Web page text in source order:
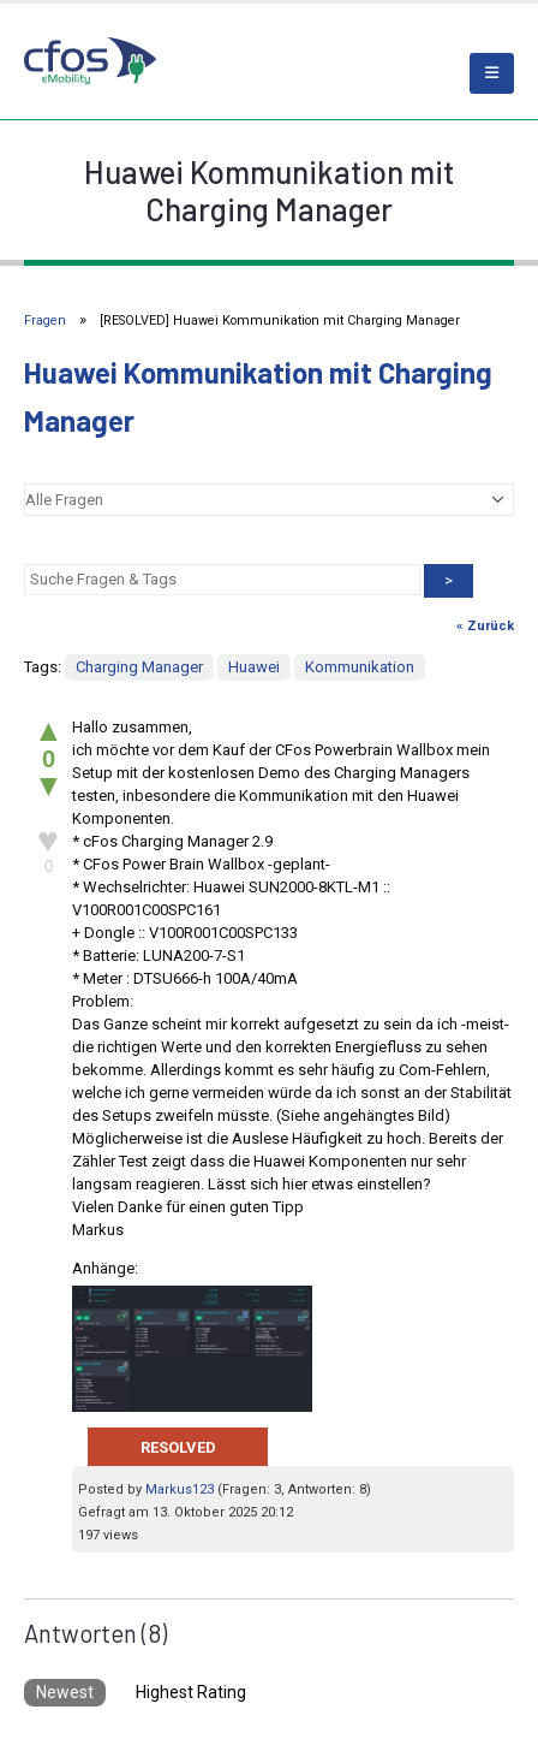
Huawei Kommunikation mit
Charging Manager
Fragen [RESOLVED] Huawei Kommunikation mit Charging Manager
Huawei Kommunikation mit Charging
Manager
>
« Zurück
Tags: Charging Manager Huawei Kommunikation
▲
0
▼
♥
0
Hallo zusammen,
ich möchte vor dem Kauf der CFos Powerbrain Wallbox mein
Setup mit der kostenlosen Demo des Charging Managers
testen, inbesondere die Kommunikation mit den Huawei
Komponenten.
* cFos Charging Manager 2.9
* CFos Power Brain Wallbox -geplant-
* Wechselrichter: Huawei SUN2000-8KTL-M1 ::
V100R001C00SPC161
+ Dongle :: V100R001C00SPC133
* Batterie: LUNA200-7-S1
* Meter : DTSU666-h 100A/40mA
Problem:
Das Ganze scheint mir korrekt aufgesetzt zu sein da ich -meist-
die richtigen Werte und den korrekten Energiefluss zu sehen
bekomme. Allerdings kommt es sehr häufig zu Com-Fehlern,
welche ich gerne vermeiden würde da ich sonst an der Stabilität
des Setups zweifeln müsste. (Siehe angehängtes Bild)
Möglicherweise ist die Auslese Häufigkeit zu hoch. Bereits der
Zähler Test zeigt dass die Huawei Komponenten nur sehr
langsam reagieren. Lässt sich hier etwas einstellen?
Vielen Danke für einen guten Tipp
Markus
Anhänge:
RESOLVED
Posted by Markus123 (Fragen: 3, Antworten: 8)
Gefragt am 13. Oktober 2025 20:12
197 views
Antworten(8)
Newest Highest Rating